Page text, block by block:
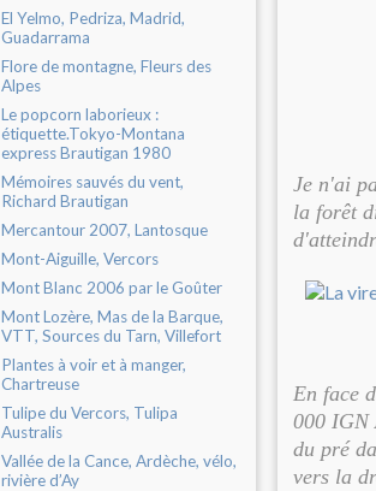
El Yelmo, Pedriza, Madrid,
Guadarrama
Flore de montagne, Fleurs des
Alpes
Le popcorn laborieux :
étiquette.Tokyo-Montana
express Brautigan 1980
Mémoires sauvés du vent,
Richard Brautigan
Mercantour 2007, Lantosque
Mont-Aiguille, Vercors
Mont Blanc 2006 par le Goûter
Mont Lozère, Mas de la Barque,
VTT, Sources du Tarn, Villefort
Plantes à voir et à manger,
Chartreuse
Tulipe du Vercors, Tulipa
Australis
Vallée de la Cance, Ardèche, vélo,
rivière d’Ay
Je n'ai
la forêt
En face
000 IGN
du pré
vers la